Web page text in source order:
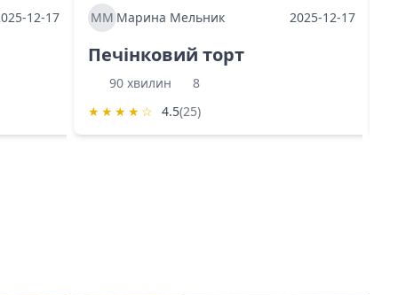
12-17 МММарина Мельник 2025-12-17
Печінковий торт
90 хвилин
8
★ ★ ★ ★ ☆ 4.5(25)